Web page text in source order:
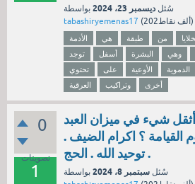
سُئل ديسمبر 23، 2024
بواسطة
tabashiryemenas17 ( 202ألفنقاط)
الأدمة هي طبقة من
توجد
أسفل البشرة وهي
تحتوي
على الأوعية الدموية
العرقية
وتراكيب أخرى
0
تصويتات
1
شيء في ميزان العبد
القيامة ؟ اكرام الضيف .
توحيد الله . الحج .
سُئل سبتمبر 8، 2024
بواسطة